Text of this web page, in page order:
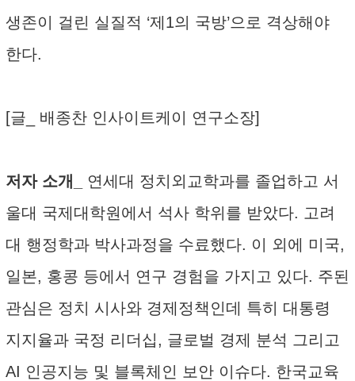
생존이 걸린 실질적 ‘제1의 국방’으로 격상해야
한다.
[글_ 배종찬 인사이트케이 연구소장]
저자 소개_
연세대 정치외교학과를 졸업하고 서
울대 국제대학원에서 석사 학위를 받았다. 고려
대 행정학과 박사과정을 수료했다. 이 외에 미국,
일본, 홍콩 등에서 연구 경험을 가지고 있다. 주된
관심은 정치 시사와 경제정책인데 특히 대통령
지지율과 국정 리더십, 글로벌 경제 분석 그리고
AI 인공지능 및 블록체인 보안 이슈다. 한국교육